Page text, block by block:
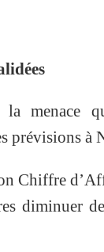
la menace
prévisions à
Chiffre
diminuer